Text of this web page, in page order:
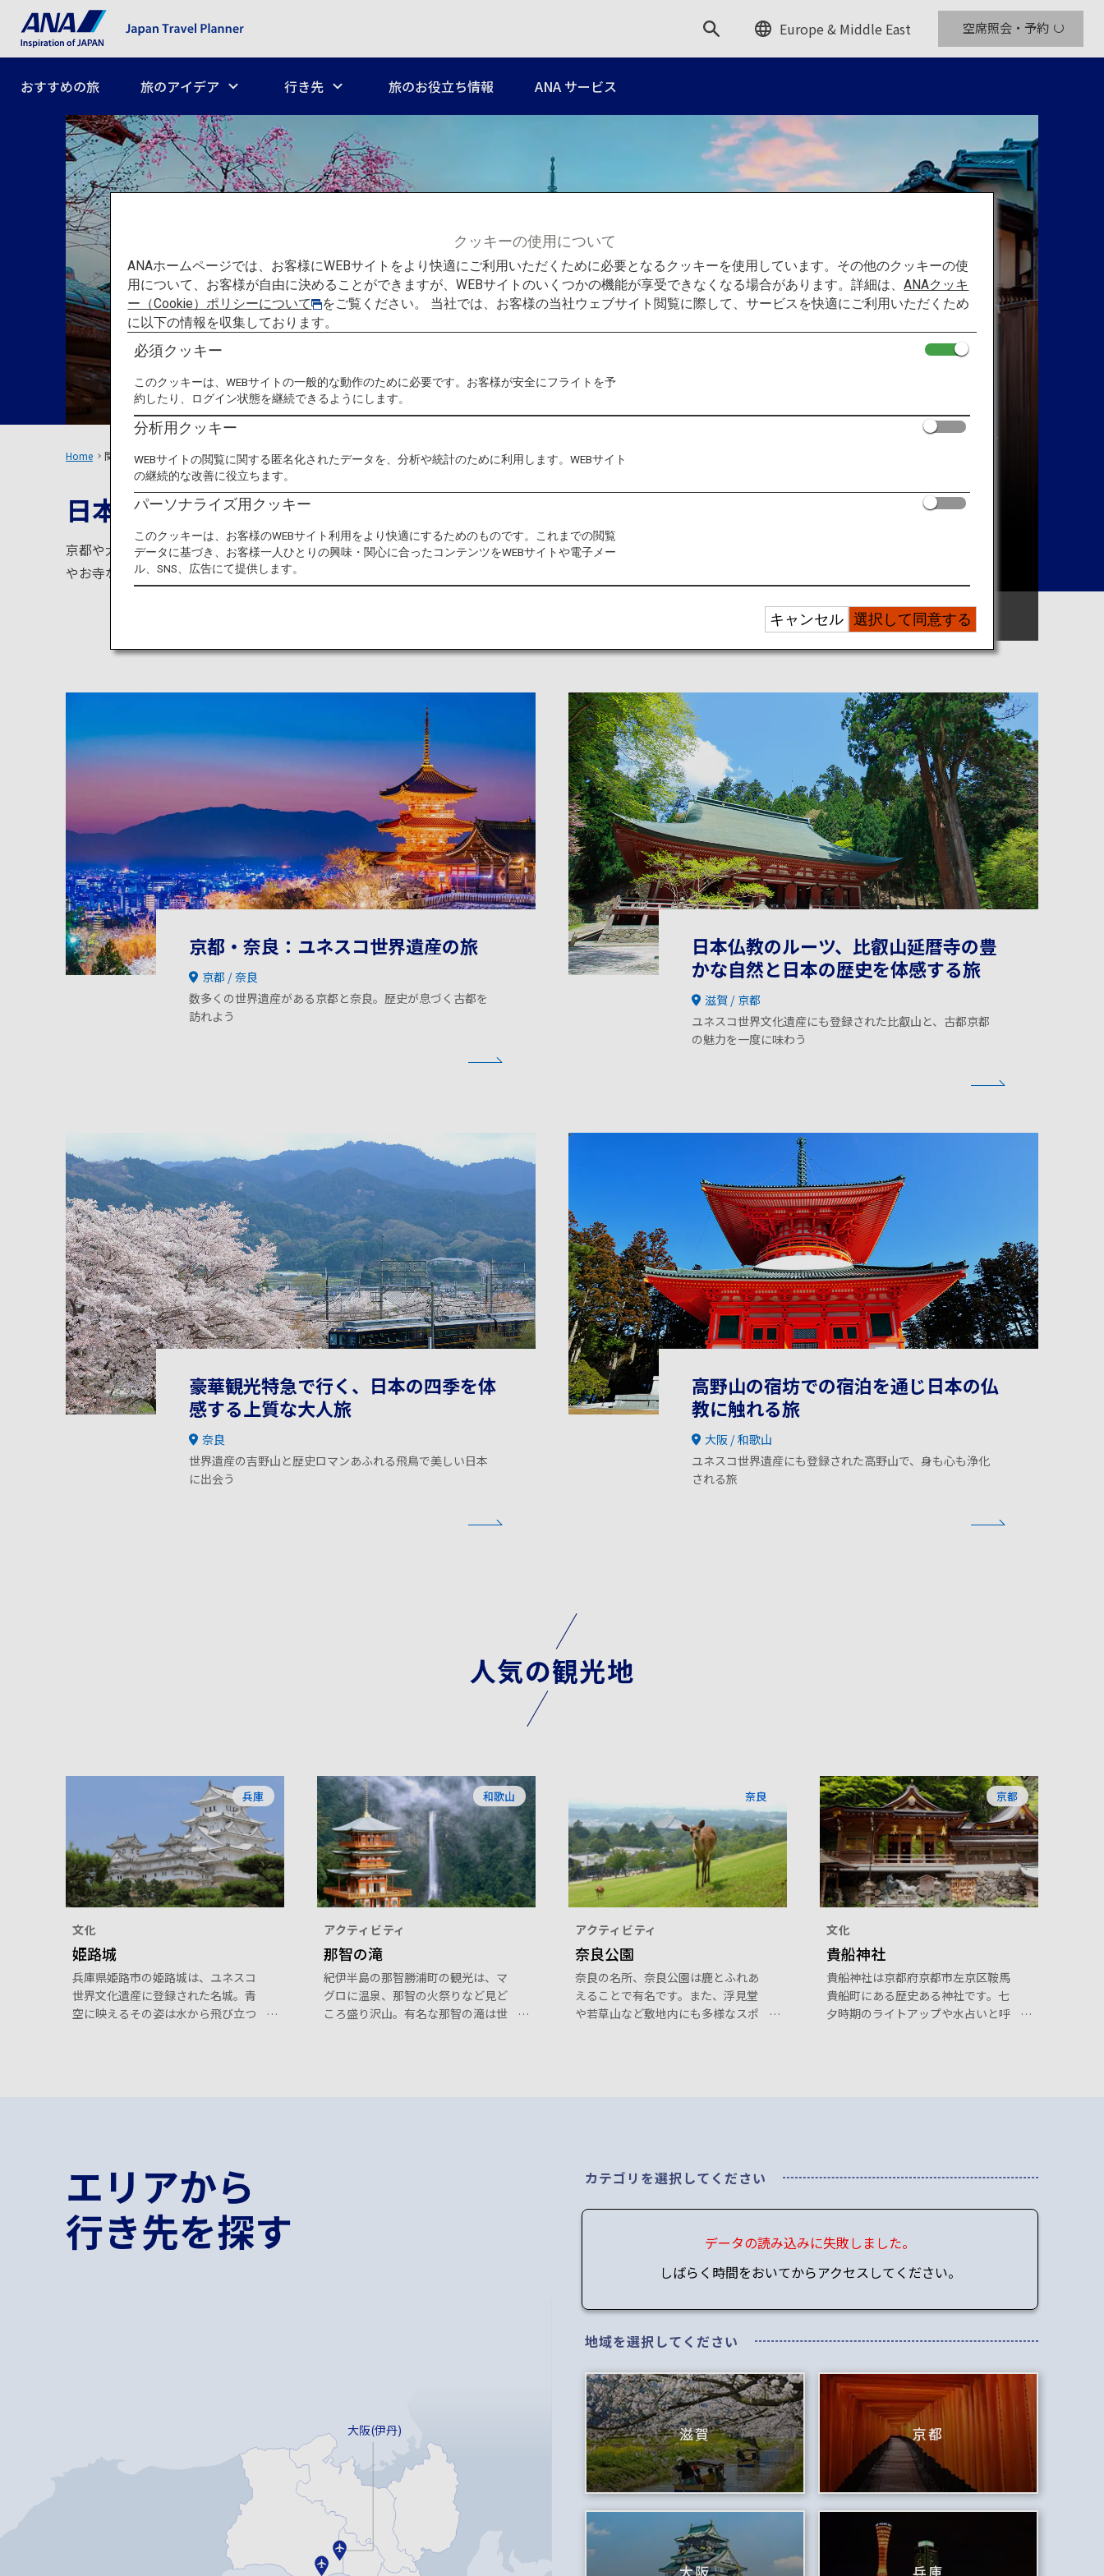
Europe & Middle East 空席照会・予約
おすすめの旅 旅のアイデア 行き先 旅のお役立ち情報 ANA サービス
関西
エリアで探す
Home 関西エリア
日本の歴史と文化を堪能できる場所
京都や大阪、奈良などの、著名な都市を有する関西エリア。約1,500年の間、首都が存在していた地域で、神社
やお寺などの歴史的建造物や、舞妓や日本伝統の料理など、日本の歴史・文化を体感できます。
京都・奈良：ユネスコ世界遺産の旅
京都
奈良
数多くの世界遺産がある京都と奈良。歴史が息づく古都を
訪れよう
日本仏教のルーツ、比叡山延暦寺の豊
かな自然と日本の歴史を体感する旅
滋賀
京都
ユネスコ世界文化遺産にも登録された比叡山と、古都京都
の魅力を一度に味わう
豪華観光特急で行く、日本の四季を体
感する上質な大人旅
奈良
世界遺産の吉野山と歴史ロマンあふれる飛鳥で美しい日本
に出会う
高野山の宿坊での宿泊を通じ日本の仏
教に触れる旅
大阪
和歌山
ユネスコ世界遺産にも登録された高野山で、身も心も浄化
される旅
人気の観光地
兵庫
文化
姫路城
兵庫県姫路市の姫路城は、ユネスコ
世界文化遺産に登録された名城。青
空に映えるその姿は水から飛び立つ
和歌山
アクティビティ
那智の滝
紀伊半島の那智勝浦町の観光は、マ
グロに温泉、那智の火祭りなど見ど
ころ盛り沢山。有名な那智の滝は世
奈良
アクティビティ
奈良公園
奈良の名所、奈良公園は鹿とふれあ
えることで有名です。また、浮見堂
や若草山など敷地内にも多様なスポ
京都
文化
貴船神社
貴船神社は京都府京都市左京区鞍馬
貴船町にある歴史ある神社です。七
夕時期のライトアップや水占いと呼
エリアから
行き先を探す
カテゴリを選択してください
データの読み込みに失敗しました。
しばらく時間をおいてからアクセスしてください。
地域を選択してください
滋賀 京都
大阪 兵庫
大阪(伊丹)
クッキーの使用について
ANAホームページでは、お客様にWEBサイトをより快適にご利用いただくために必要となるクッキーを使用しています。その他のクッキーの使
用について、お客様が自由に決めることができますが、WEBサイトのいくつかの機能が享受できなくなる場合があります。詳細は、ANAクッキ
ー（Cookie）ポリシーについて
をご覧ください。 当社では、お客様の当社ウェブサイト閲覧に際して、サービスを快適にご利用いただくため
に以下の情報を収集しております。
必須クッキー
このクッキーは、WEBサイトの一般的な動作のために必要です。お客様が安全にフライトを予
約したり、ログイン状態を継続できるようにします。
分析用クッキー
WEBサイトの閲覧に関する匿名化されたデータを、分析や統計のために利用します。WEBサイト
の継続的な改善に役立ちます。
パーソナライズ用クッキー
このクッキーは、お客様のWEBサイト利用をより快適にするためのものです。これまでの閲覧
データに基づき、お客様一人ひとりの興味・関心に合ったコンテンツをWEBサイトや電子メー
ル、SNS、広告にて提供します。
選択して同意する
キャンセル